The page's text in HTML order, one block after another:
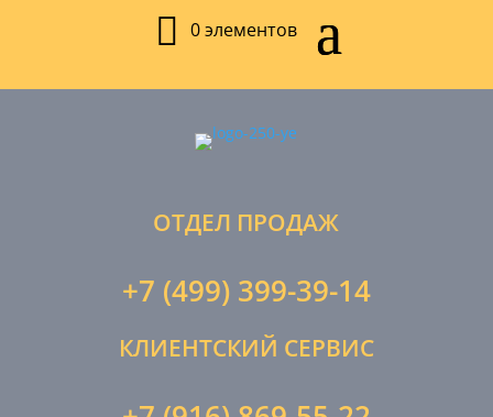
0 элементов
ОТДЕЛ ПРОДАЖ
+7 (499) 399-39-14
КЛИЕНТСКИЙ СЕРВИС